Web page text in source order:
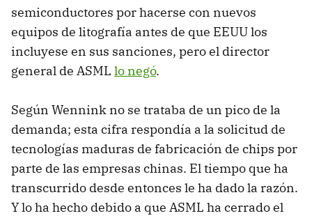
semiconductores por hacerse con nuevos
equipos de litografía antes de que EEUU los
incluyese en sus sanciones, pero el director
general de ASML lo negó.
Según Wennink no se trataba de un pico de la
demanda; esta cifra respondía a la solicitud de
tecnologías maduras de fabricación de chips por
parte de las empresas chinas. El tiempo que ha
transcurrido desde entonces le ha dado la razón.
Y lo ha hecho debido a que ASML ha cerrado el